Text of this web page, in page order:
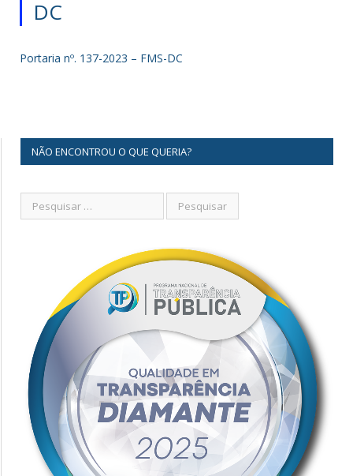
DC
Portaria nº. 137-2023 – FMS-DC
NÃO ENCONTROU O QUE QUERIA?